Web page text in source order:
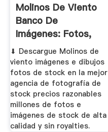
Molinos De Viento
Banco De
Imágenes: Fotos,
Vectores Y ...
⬇ Descargue Molinos de
viento imágenes e dibujos
fotos de stock en la mejor
agencia de fotografía de
stock precios razonables
millones de fotos e
imágenes de stock de alta
calidad y sin royalties.